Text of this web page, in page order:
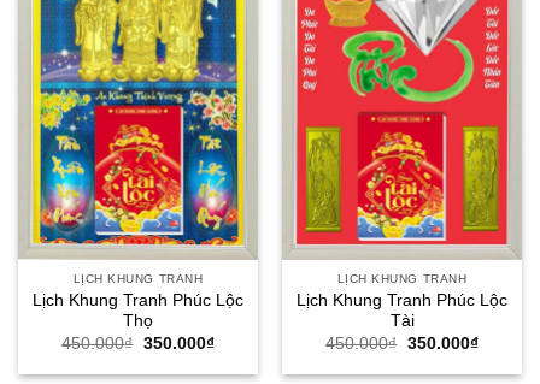
LỊCH KHUNG TRANH
Lịch Khung Tranh Phúc Lộc
Thọ
450.000₫ Giá
là:
350.000₫Giá
tại
LỊCH KHUNG TRANH
Lịch Khung Tranh Phúc Lộc
Tài
450.000₫ Giá
là:
350.000₫Giá
tại